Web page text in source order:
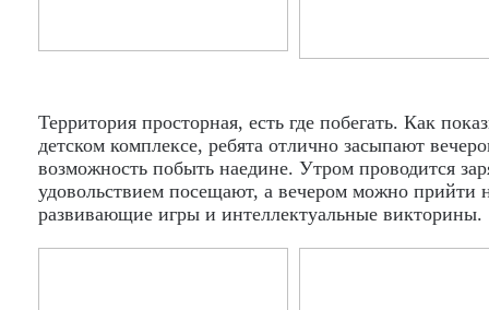
Территория просторная, есть где побегать. Как
детском комплексе, ребята отлично засыпают
возможность побыть наедине. Утром проводится
удовольствием посещают, а вечером можно прийти
развивающие игры и интеллектуальные викторины.